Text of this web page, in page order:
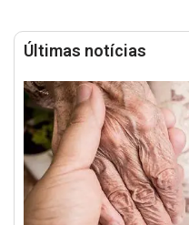
Últimas notícias